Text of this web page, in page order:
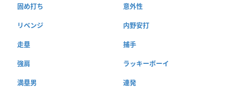
固め打ち 意外性
リベンジ 内野安打
走塁 捕手
強肩 ラッキーボーイ
満塁男 連発